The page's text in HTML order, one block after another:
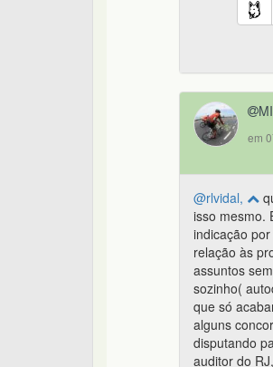
em
@rlvidal,
isso mesmo.
indicação
relação às
assuntos
sozinho(
que só
alguns
disputando
auditor do